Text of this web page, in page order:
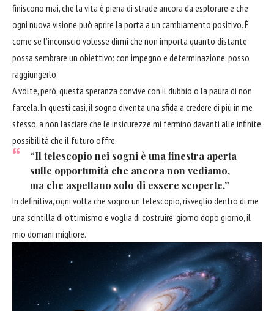
finiscono mai, che la vita è piena di strade ancora da esplorare e che
ogni nuova visione può aprire la porta a un cambiamento positivo. È
come se l’inconscio volesse dirmi che non importa quanto distante
possa sembrare un obiettivo: con impegno e determinazione, posso
raggiungerlo.
A volte, però, questa speranza convive con il dubbio o la paura di non
farcela. In questi casi, il sogno diventa una sfida a credere di più in me
stesso, a non lasciare che le insicurezze mi fermino davanti alle infinite
possibilità che il futuro offre.
“Il telescopio nei sogni è una finestra aperta
sulle opportunità che ancora non vediamo,
ma che aspettano solo di essere scoperte.”
In definitiva, ogni volta che sogno un telescopio, risveglio dentro di me
una scintilla di ottimismo e voglia di costruire, giorno dopo giorno, il
mio domani migliore.